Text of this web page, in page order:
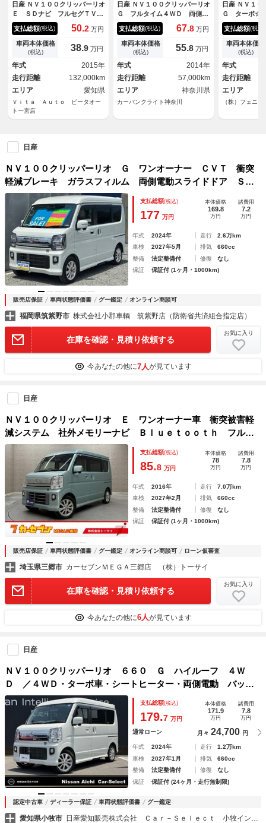
日産 ＮＶ１００クリッパーリオ
Ｅ ＳＤナビ フルセグＴＶ
スマートキー ＨＩＤヘッドラ
イト 衝突軽減ブレーキ 片側
パワスラ Ｂｌｕｅｔｏｏｔ
ｈ 純正１４インチアルミ
支払総額(税込) 50.2 万円
車両本体価格
(税込) 38.9 万円
年式
2015年
走行距離
132,000km
エリア
愛知県
Ｖｉｔａ Ａｕｔｏ ビータオー
ト一宮店
日産 ＮＶ１００クリッパーリオ
Ｇ フルタイム４ＷＤ 両側オ
ートスライド
支払総額(税込) 67.8 万円
車両本体価格
(税込) 55.8 万円
年式
2014年
走行距離
57,000km
エリア
神奈川県
カーバンクライト神奈川
日産 ＮＶ１０
Ｇ ターボ☆
ビ☆フルセグ
☆ＵＳＢ☆純
ダー☆両側パ
☆オートステ
ー☆純正１４
ール☆衝突軽
ートキー
支払総額(税込)
車両本体価格
(税込)
年式
走行距離
エリア
（株）フェニ
日産
ＮＶ１００クリッパーリオ Ｇ ワンオーナー ＣＶＴ 衝突
軽減ブレーキ ガラスフィルム 両側電動スライドドア ＳＤ
ナビ ＥＴＣ フルセグＴＶ バックカメラ オートステッ
プ クリアランスソナー ＬＥＤ オーバーヘッドコンソー
ル Ｂｌｕｅｔｏｏｔｈ ステアリングリモコン スマートキ
ー×２
支払総額(税込)
177 万円
本体価格
169.8
万円
諸費用
7.2
万円
年式 2024年 走行
2.6万km
車検
2027年5月 排気
660cc
整備
法定整備付 修復
なし
保証
保証付 (1ヶ月・1000km)
販売店保証 車両状態評価書 グー鑑定 オンライン商談可
福岡県筑紫野市 株式会社小郡車輌 筑紫野店（防衛省共済組合指定店）
在庫を確認・見積り依頼する
お気に入り
今あなたの他に7人が見ています
日産
ＮＶ１００クリッパーリオ Ｅ ワンオーナー車 衝突被害軽
減システム 社外メモリーナビ Ｂｌｕｅｔｏｏｔｈ フルセ
グ バックカメラ スマートキー ＥＴＣ 片側電動スライド
ドア 純正アルミ ＬＥＤヘッドライト 電動格納ミラー
支払総額(税込)
85.8 万円
本体価格
78
万円
諸費用
7.8
万円
年式 2016年 走行
7.0万km
車検
2027年2月 排気
660cc
整備
法定整備付 修復
なし
保証
保証付 (1ヶ月・1000km)
販売店保証 車両状態評価書 グー鑑定 オンライン商談可 ローン仮審査
埼玉県三郷市 カーセブンＭＥＧＡ三郷店 （株）トーサイ
在庫を確認・見積り依頼する
お気に入り
今あなたの他に6人が見ています
日産
ＮＶ１００クリッパーリオ ６６０ Ｇ ハイルーフ ４Ｗ
Ｄ ／４ＷＤ・ターボ車・シートヒーター・両側電動 バック
モニタ－ ＡＣ ＬＥＤヘッド フルセグＴＶ ワンオーナ
－ ４ＷＤ 禁煙車 ＥＴＣ シートヒータ スマートキー＆
プッシュスタート エアＢ ＡＷ ＰＳ
支払総額(税込)
179.7 万円
本体価格
171.9
万円
諸費用
7.8
万円
通常ローン 月々 24,700 円
年式 2024年 走行
1.2万km
車検
2027年1月 排気
660cc
整備
法定整備付 修復
なし
保証
保証付 (24ヶ月・走行無制限)
認定中古車 ディーラー保証 車両状態評価書 グー鑑定
愛知県小牧市